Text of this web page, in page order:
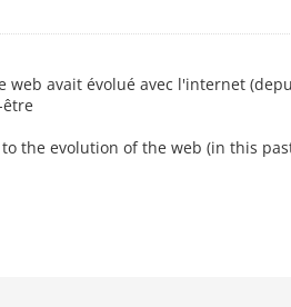
web avait évolué avec l'internet
the evolution of the web (in this